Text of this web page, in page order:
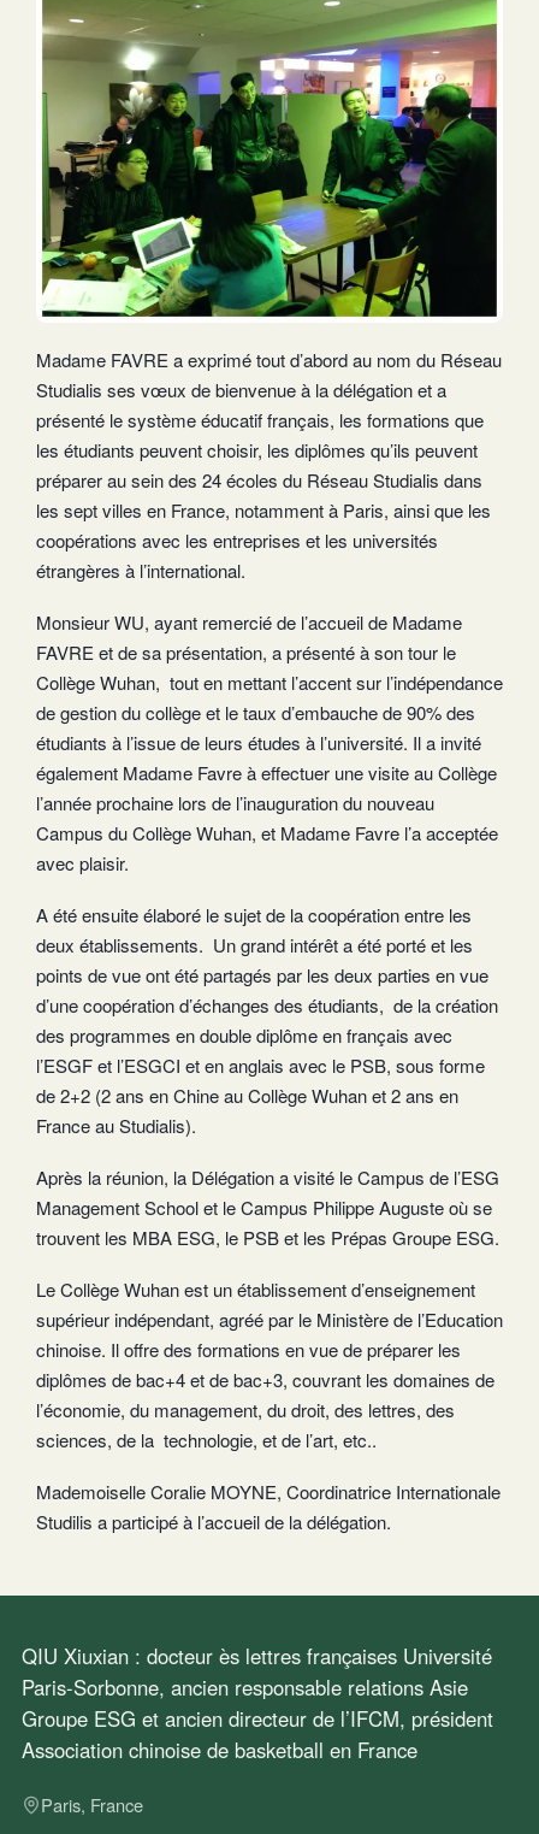
Madame FAVRE a exprimé tout d’abord au nom du Réseau
Studialis ses vœux de bienvenue à la délégation et a
présenté le système éducatif français, les formations que
les étudiants peuvent choisir, les diplômes qu’ils peuvent
préparer au sein des 24 écoles du Réseau Studialis dans
les sept villes en France, notamment à Paris, ainsi que les
coopérations avec les entreprises et les universités
étrangères à l’international.
Monsieur WU, ayant remercié de l’accueil de Madame
FAVRE et de sa présentation, a présenté à son tour le
Collège Wuhan, tout en mettant l’accent sur l’indépendance
de gestion du collège et le taux d’embauche de 90% des
étudiants à l’issue de leurs études à l’université. Il a invité
également Madame Favre à effectuer une visite au Collège
l’année prochaine lors de l’inauguration du nouveau
Campus du Collège Wuhan, et Madame Favre l’a acceptée
avec plaisir.
A été ensuite élaboré le sujet de la coopération entre les
deux établissements. Un grand intérêt a été porté et les
points de vue ont été partagés par les deux parties en vue
d’une coopération d’échanges des étudiants, de la création
des programmes en double diplôme en français avec
l’ESGF et l’ESGCI et en anglais avec le PSB, sous forme
de 2+2 (2 ans en Chine au Collège Wuhan et 2 ans en
France au Studialis).
Après la réunion, la Délégation a visité le Campus de l’ESG
Management School et le Campus Philippe Auguste où se
trouvent les MBA ESG, le PSB et les Prépas Groupe ESG.
Le Collège Wuhan est un établissement d’enseignement
supérieur indépendant, agréé par le Ministère de l’Education
chinoise. Il offre des formations en vue de préparer les
diplômes de bac+4 et de bac+3, couvrant les domaines de
l’économie, du management, du droit, des lettres, des
sciences, de la technologie, et de l’art, etc..
Mademoiselle Coralie MOYNE, Coordinatrice Internationale
Studilis a participé à l’accueil de la délégation.
QIU Xiuxian : docteur ès lettres françaises Université
Paris-Sorbonne, ancien responsable relations Asie
Groupe ESG et ancien directeur de l’IFCM, président
Association chinoise de basketball en France
Paris, France